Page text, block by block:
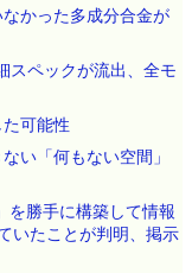
かった多成分合金が
スペックが流出、全モ
可能性
い「何もない空間」
を勝手に構築して情報
いたことが判明、掲示